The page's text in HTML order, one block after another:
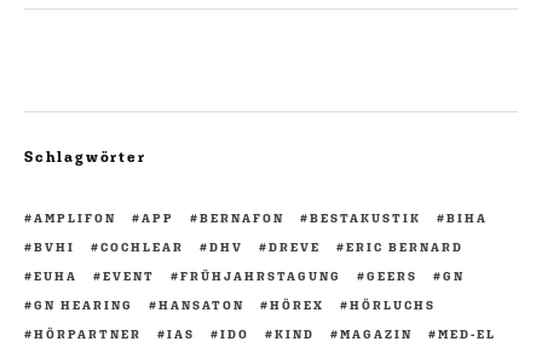
Schlagwörter
AMPLIFON APP BERNAFON BESTAKUSTIK
BIHA
BVHI
COCHLEAR DHV DREVE
ERIC BERNARD
EUHA
EVENT FRÜHJAHRSTAGUNG GEERS
GN
GN HEARING
HANSATON HÖREX
HÖRLUCHS
HÖRPARTNER
IAS IDO KIND MAGAZIN
MED-EL